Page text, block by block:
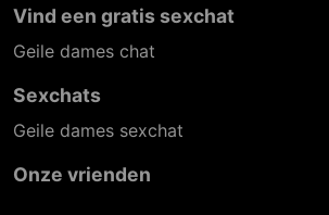
Vind een gratis sexchat
Geile dames chat
Sexchats
Geile dames sexchat
Onze vrienden